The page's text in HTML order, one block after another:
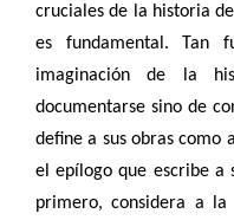
cruciales de la historia
es fundamental. Tan
imaginación de la
documentarse sino de
define a sus obras como
el epílogo que escribe a
primero, considera a